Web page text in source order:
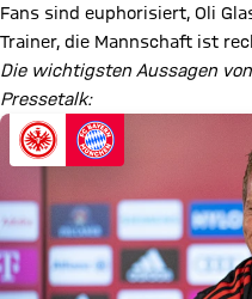
Fans sind euphorisiert, Oli
Trainer, die Mannschaft ist
Die wichtigsten Aussagen
Pressetalk: